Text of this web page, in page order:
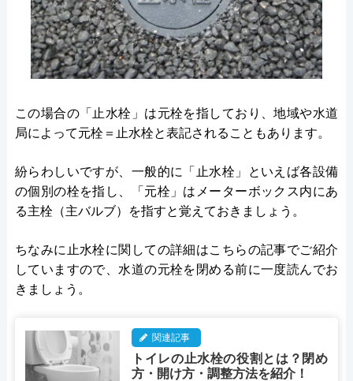
この場合の「止水栓」は元栓を指しており、地域や水道
局によって元栓＝止水栓と表記されることもあります。
紛らわしいですが、一般的に「止水栓」といえば各設備
の個別の栓を指し、「元栓」はメーターボックス内にあ
る主栓（主バルブ）を指すと覚えておきましょう。
ちなみに止水栓に関しての詳細はこちらの記事でご紹介
していますので、水道の元栓を閉める前に一度読んでお
きましょう。
関連記事
トイレの止水栓の役割とは？閉め
方・開け方・調整方法を紹介！